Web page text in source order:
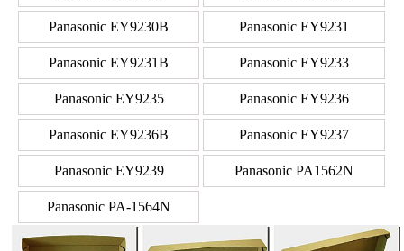
Panasonic EY9230B Panasonic EY9231
Panasonic EY9231B Panasonic EY9233
Panasonic EY9235 Panasonic EY9236
Panasonic EY9236B Panasonic EY9237
Panasonic EY9239 Panasonic PA1562N
Panasonic PA-1564N